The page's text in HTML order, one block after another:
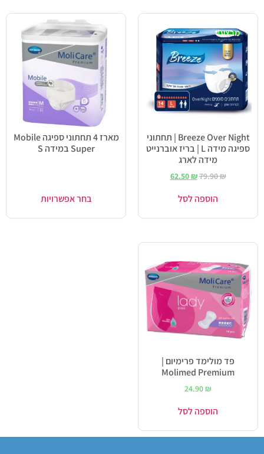
מבצע!
Breeze Over Night | תחתוני
ספיגה מידה L | בריז אוברנייט
מידה לארג
79.90₪
62.50₪
הוספה לסל
מארז 4 תחתוני ספיגה Mobile
Super במידה S
בחר אפשרויות
פד מולימד פרימיום |
Molimed Premium
24.90 ₪
הוספה לסל